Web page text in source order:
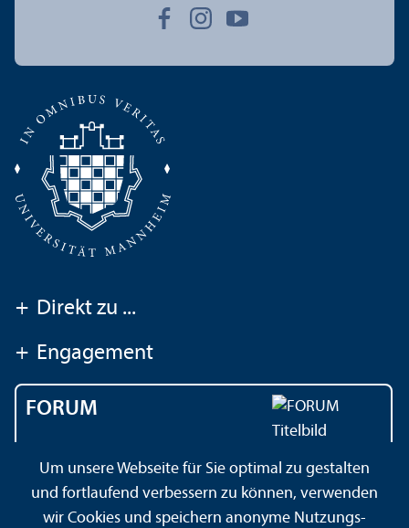
+ Direkt zu ...
+ Engagement
FORUM
Universität Mannheim
Um unsere Webseite für Sie optimal zu gestalten
und fortlaufend verbessern zu können, verwenden
wir Cookies und speichern anonyme Nutzungs­